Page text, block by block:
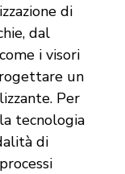
di
dal
i visori
un
Per
tecnologia
di